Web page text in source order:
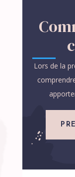
Lors de la